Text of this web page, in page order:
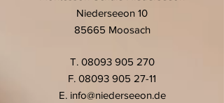
Niederseeon 10
85665 Moosach
T. 08093 905 270
F. 08093 905 27-11
E. info@niederseeon.de